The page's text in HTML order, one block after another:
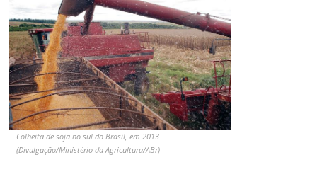
Colheita de soja no sul do Brasil, em 2013
(Divulgação/Ministério da Agricultura/ABr)